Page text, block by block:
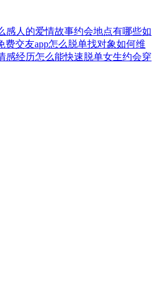
感人的爱情故事约会地点有哪些如
费交友app怎么脱单找对象如何维
感经历怎么能快速脱单女生约会穿